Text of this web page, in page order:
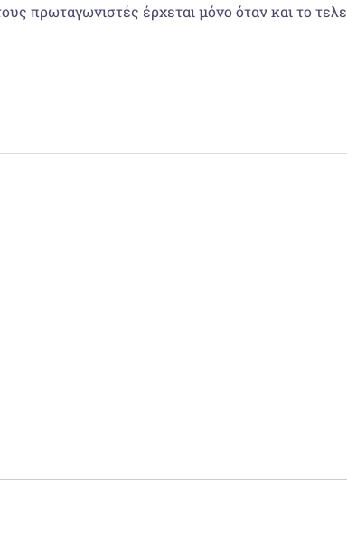
πρωταγωνιστές έρχεται μόνο όταν και το